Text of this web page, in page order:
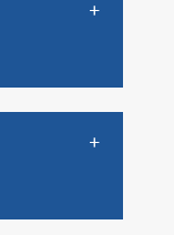
+
+